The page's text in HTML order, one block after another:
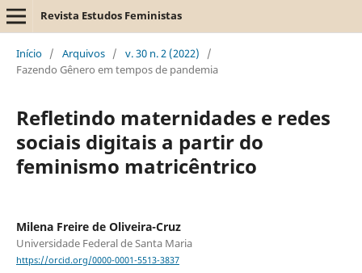
Revista Estudos Feministas
Início / Arquivos / v. 30 n. 2 (2022)
/
Fazendo Gênero em tempos de pandemia
Refletindo maternidades e redes
sociais digitais a partir do
feminismo matricêntrico
Milena Freire de Oliveira-Cruz
Universidade Federal de Santa Maria
https://orcid.org/0000-0001-5513-3837